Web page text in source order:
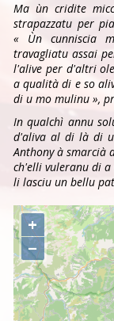
Ma ùn cridite
strapazzatu per
« Ùn cunniscia
travagliatu assai
l'alive per d'altri
a qualità di e so
di u mo mulinu »,
In qualchì annu
d'aliva al di là di u
Anthony à smarcià
ch'elli vuleranu di
li lasciu un bellu
+
−